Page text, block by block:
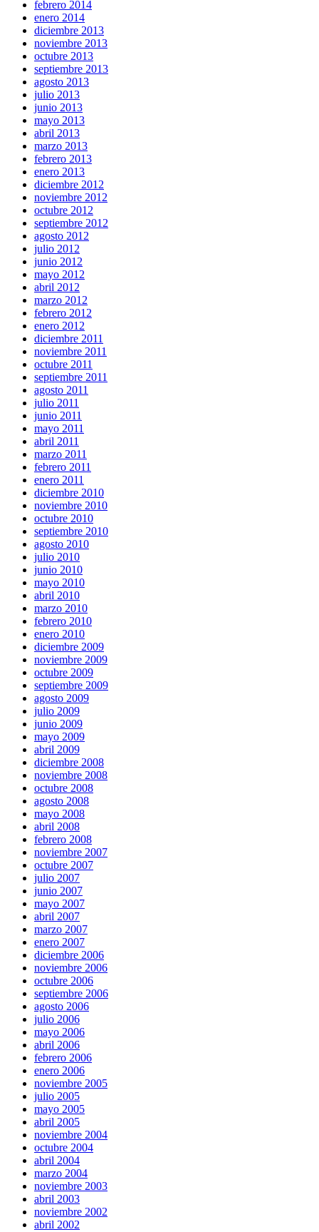
febrero 2014
enero 2014
diciembre 2013
noviembre 2013
octubre 2013
septiembre 2013
agosto 2013
julio 2013
junio 2013
mayo 2013
abril 2013
marzo 2013
febrero 2013
enero 2013
diciembre 2012
noviembre 2012
octubre 2012
septiembre 2012
agosto 2012
julio 2012
junio 2012
mayo 2012
abril 2012
marzo 2012
febrero 2012
enero 2012
diciembre 2011
noviembre 2011
octubre 2011
septiembre 2011
agosto 2011
julio 2011
junio 2011
mayo 2011
abril 2011
marzo 2011
febrero 2011
enero 2011
diciembre 2010
noviembre 2010
octubre 2010
septiembre 2010
agosto 2010
julio 2010
junio 2010
mayo 2010
abril 2010
marzo 2010
febrero 2010
enero 2010
diciembre 2009
noviembre 2009
octubre 2009
septiembre 2009
agosto 2009
julio 2009
junio 2009
mayo 2009
abril 2009
diciembre 2008
noviembre 2008
octubre 2008
agosto 2008
mayo 2008
abril 2008
febrero 2008
noviembre 2007
octubre 2007
julio 2007
junio 2007
mayo 2007
abril 2007
marzo 2007
enero 2007
diciembre 2006
noviembre 2006
octubre 2006
septiembre 2006
agosto 2006
julio 2006
mayo 2006
abril 2006
febrero 2006
enero 2006
noviembre 2005
julio 2005
mayo 2005
abril 2005
noviembre 2004
octubre 2004
abril 2004
marzo 2004
noviembre 2003
abril 2003
noviembre 2002
abril 2002